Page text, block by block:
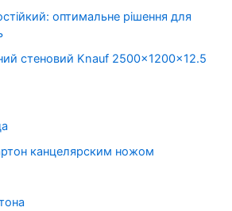
оптимальне рішення для
стеновий Knauf 2500x1200x12.5
канцелярским ножом